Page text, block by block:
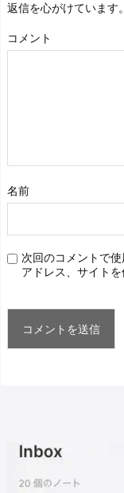
返信を心がけています
コメント
名前
次回のコメントで
アドレス、サイトを